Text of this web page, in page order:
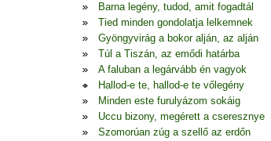
Barna legény, tudod, amit fogadtál
Tied minden gondolatja lelkemnek
Gyöngyvirág a bokor alján, az alján
Túl a Tiszán, az emődi határba
A faluban a legárvább én vagyok
Hallod-e te, hallod-e te vőlegény
Minden este furulyázom sokáig
Uccu bizony, megérett a cseresznye
Szomorúan zúg a szellő az erdőn